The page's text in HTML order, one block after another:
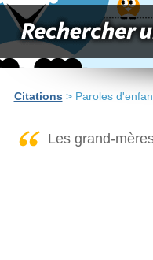
Citations > Paroles
Les grand-